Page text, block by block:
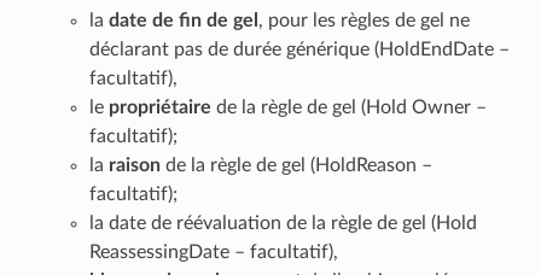
la date de fin de gel , pour les règles de gel ne
déclarant pas de durée générique (HoldEndDate –
facultatif),
le propriétaire de la règle de gel (Hold Owner –
facultatif);
la raisonde la règle de gel (HoldReason –
facultatif);
la date de réévaluation de la règle de gel (Hold
ReassessingDate – facultatif),